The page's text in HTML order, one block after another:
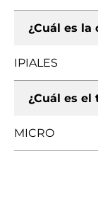
¿Cuál es la
IPIALES
¿Cuál es el
MICRO